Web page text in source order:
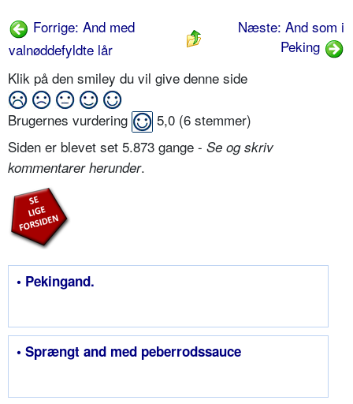
Forrige: And med
valnøddefyldte lår
Næste: And som i
Peking
Klik på den smiley du vil give denne side
Brugernes vurdering 5,0 (6 stemmer)
Siden er blevet set 5.873 gange - Se og skriv
kommentarer herunder.
• Pekingand.
• Sprængt and med peberrodssauce